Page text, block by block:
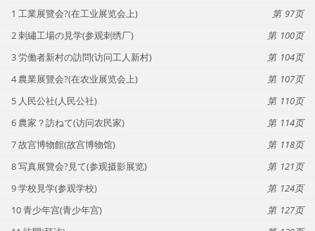
1 工業展覽会?(在工业展览会上)
97
2 刺繡工場の見学(参观刺绣厂)
100
3 労働者新村の訪問(访问工人新村)
104
4 農業展覽会?(在农业展览会上)
107
5 人民公社(人民公社)
110
6 農家？訪ねて(访问农民家)
114
7 故宫博物館(故宫博物馆)
118
8 写真展覽会?見て(参观摄影展览)
121
9 学校見学(参观学校)
124
10 青少年宫(青少年宫)
127